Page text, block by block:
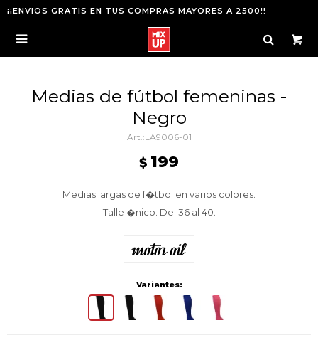
¡¡ENVIOS GRATIS EN TUS COMPRAS MAYORES A 2500!!

Medias de fútbol femeninas -
Negro
LA9006-01
$ 199
Medias largas de f�tbol en varios colores.
Talle �nico. Del 36 al 40.
Variantes: